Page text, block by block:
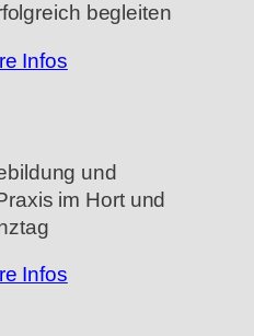
begleiten
Infos
und
im Hort und
Infos